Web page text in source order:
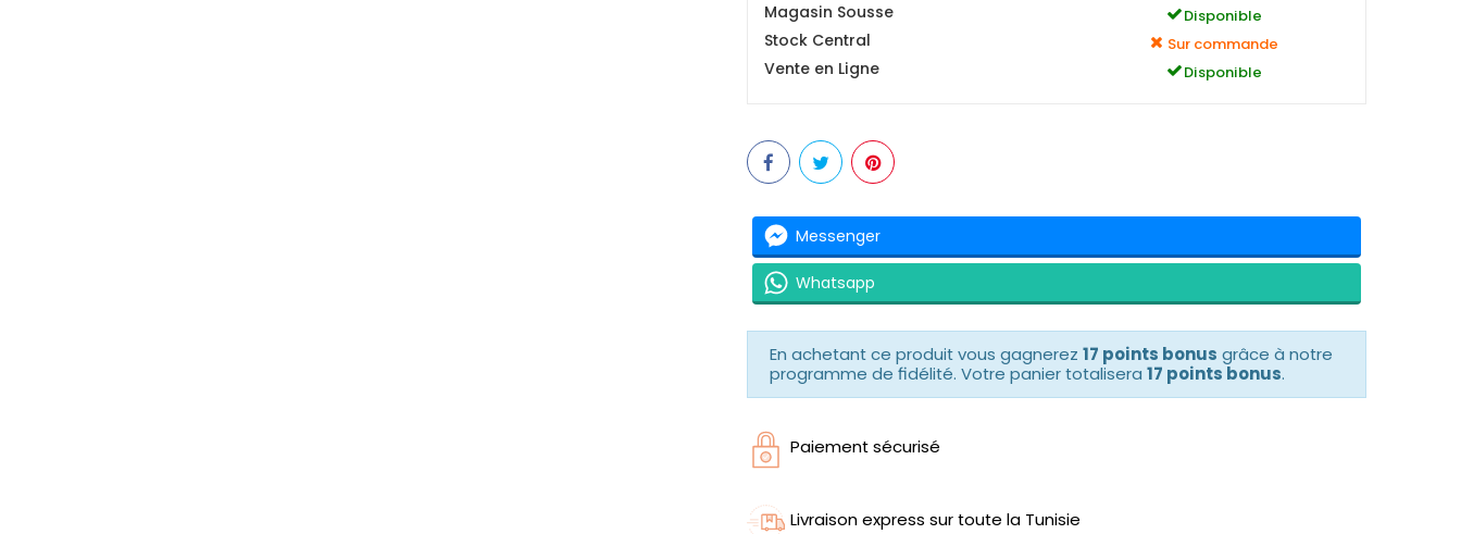
Magasin Sousse Disponible
Stock Central Sur commande
Vente en Ligne Disponible
Messenger
Whatsapp
En achetant ce produit vous gagnerez 17 points bonus grâce à notre
programme de fidélité. Votre panier totalisera 17 points bonus.
Paiement sécurisé
Livraison express sur toute la Tunisie